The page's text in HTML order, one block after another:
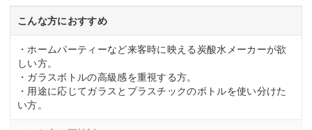
こんな方におすすめ
・ホームパーティーなど来客時に映える炭酸水メーカーが欲
しい方。
・ガラスボトルの高級感を重視する方。
・用途に応じてガラスとプラスチックのボトルを使い分けた
い方。